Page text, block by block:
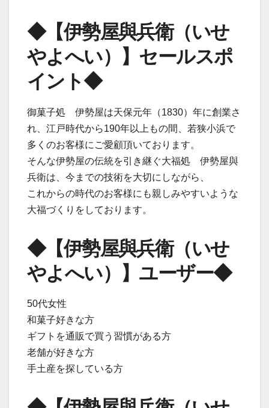
◆【伊勢屋與兵衛（いせ
やよへい）】セールスポ
イント◆
御菓子処 伊勢屋は天保元年（1830）年に創業さ
れ、江戸時代から190年以上もの間、若狭小浜で
多くのお客様にご愛顧頂いております。
そんな伊勢屋の伝統を引き継ぐ大福処 伊勢屋與
兵衛は、今までの技術を大切にしながら、
これからの時代のお客様にも親しみやすいような
大福づくりをしております。
◆【伊勢屋與兵衛（いせ
やよへい）】ユーザー◆
50代女性
和菓子好きな方
ギフトを通販で買う習慣がある方
老舗が好きな方
手土産を探している方